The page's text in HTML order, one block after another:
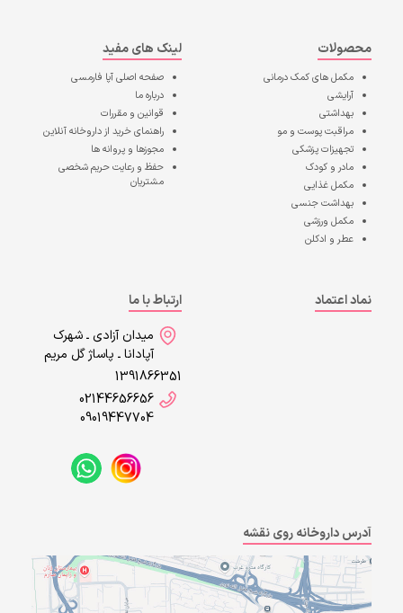
محصولات
مکمل های کمک درمانی
آرایشی
بهداشتی
مراقبت پوست و مو
تجهیزات پزشکی
مادر و کودک
مکمل غذایی
بهداشت جنسی
مکمل ورزشی
عطر و ادکلن
لینک های مفید
صفحه اصلیآپا فارمسی
درباره ما
قوانین و مقررات
راهنمای خرید از داروخانه آنلاین
مجوزها و پروانه ها
حفظ و رعایت حریم شخصی
مشتریان
نماد اعتماد
ارتباط با ما
میدان آزادی ـ شهرک
آپادانا ـ پاساژ گل مریم
1391866351
02144656656
09019447704
آدرس داروخانه روی نقشه